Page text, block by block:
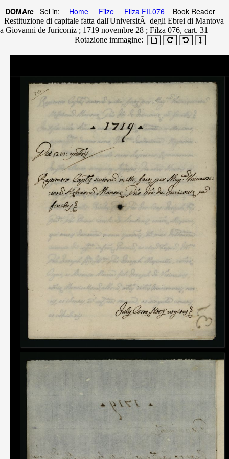
DOMArc Sei in: Home Filze Filza FIL076 Book Reader
Restituzione di capitale fatta dall'UniversitÃ degli Ebrei di Mantova
a Giovanni de Juriconiz ; 1719 novembre 28 ; Filza 076, cart. 31
Rotazione immagine: